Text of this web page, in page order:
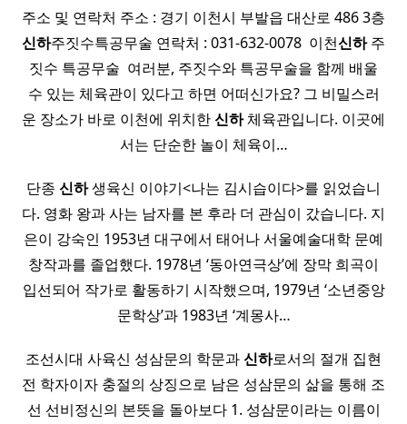
주소 및 연락처 주소 : 경기 이천시 부발읍 대산로 486 3층
신하주짓수특공무술 연락처 : 031-632-0078 ​ 이천신하주
짓수 특공무술 ​ 여러분, 주짓수와 특공무술을 함께 배울
수 있는 체육관이 있다고 하면 어떠신가요? 그 비밀스러
운 장소가 바로 이천에 위치한신하체육관입니다. 이곳에
서는 단순한 놀이 체육이…
단종 신하생육신 이야기<나는 김시습이다>를 읽었습니
다. 영화 왕과 사는 남자를 본 후라 더 관심이 갔습니다. 지
은이 강숙인​ 1953년 대구에서 태어나 서울예술대학 문예
창작과를 졸업했다. 1978년 ‘동아연극상’에 장막 희곡이
입선되어 작가로 활동하기 시작했으며, 1979년 ‘소년중앙
문학상’과 1983년 ‘계몽사…
조선시대 사육신 성삼문의 학문과신하로서의 절개 집현
전 학자이자 충절의 상징으로 남은 성삼문의 삶을 통해 조
선 선비정신의 본뜻을 돌아보다 1. 성삼문이라는 이름이